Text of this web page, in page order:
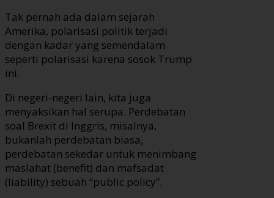
Tak pernah ada dalam sejarah
Amerika, polarisasi politik terjadi
dengan kadar yang semendalam
seperti polarisasi karena sosok Trump
ini.
Di negeri-negeri lain, kita juga
menyaksikan hal serupa. Perdebatan
soal Brexit di Inggris, misalnya,
bukanlah perdebatan biasa,
perdebatan sekedar untuk menimbang
maslahat (benefit) dan mafsadat
(liability) sebuah “public policy”.